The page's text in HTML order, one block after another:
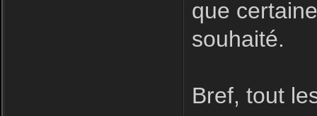
que
souhaité.
Bref, tout